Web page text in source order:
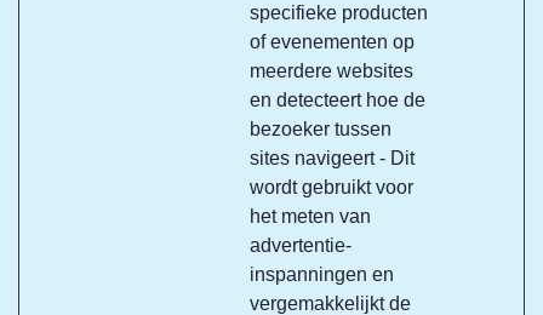
specifieke producten
of evenementen op
meerdere websites
en detecteert hoe de
bezoeker tussen
sites navigeert - Dit
wordt gebruikt voor
het meten van
advertentie-
inspanningen en
vergemakkelijkt de